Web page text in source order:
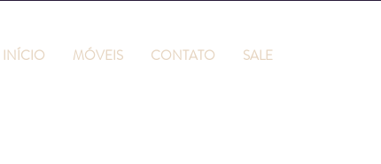
INÍCIO MÓVEIS CONTATO SALE